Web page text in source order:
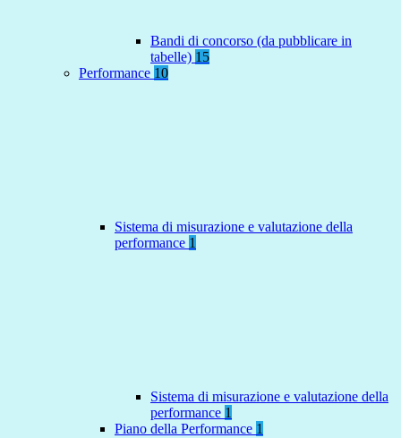
Bandi di concorso (da pubblicare in
tabelle) 15
Performance 10
Sistema di misurazione e valutazione della
performance 1
Sistema di misurazione e valutazione della
performance 1
Piano della Performance 1